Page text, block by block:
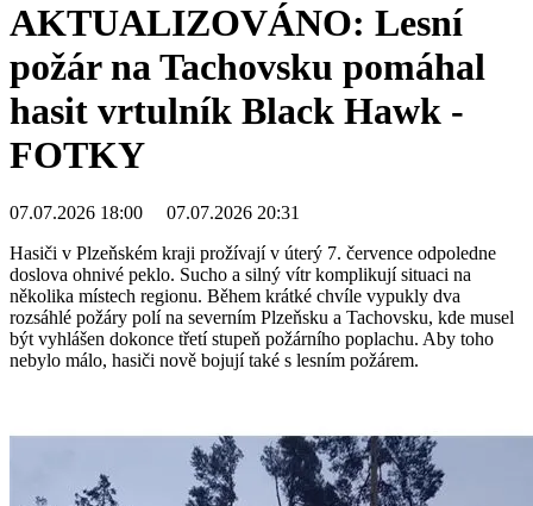
AKTUALIZOVÁNO: Lesní
požár na Tachovsku pomáhal
hasit vrtulník Black Hawk -
FOTKY
07.07.2026 18:00 07.07.2026 20:31
Hasiči v Plzeňském kraji prožívají v úterý 7. července odpoledne
doslova ohnivé peklo. Sucho a silný vítr komplikují situaci na
několika místech regionu. Během krátké chvíle vypukly dva
rozsáhlé požáry polí na severním Plzeňsku a Tachovsku, kde musel
být vyhlášen dokonce třetí stupeň požárního poplachu. Aby toho
nebylo málo, hasiči nově bojují také s lesním požárem.